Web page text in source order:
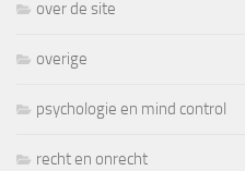
over de site
overige
psychologie en mind control
recht en onrecht